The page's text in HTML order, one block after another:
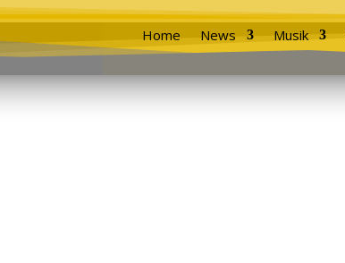
Home News Musik